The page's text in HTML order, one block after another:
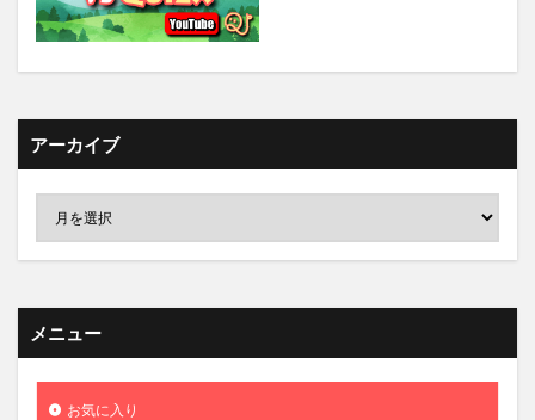
アーカイブ
メニュー
お気に入り